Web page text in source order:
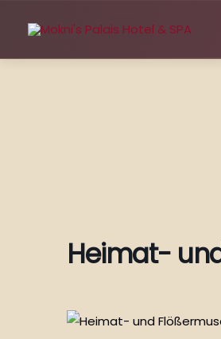
Inhalt
Heimat-